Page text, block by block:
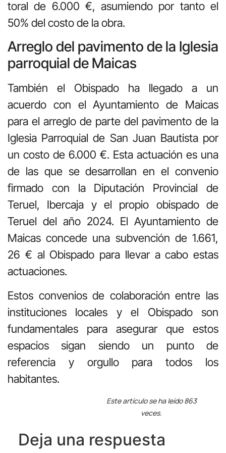
toral de 6.000 €, asumiendo por tanto el
50% del costo de la obra.
Arreglo del pavimento de la Iglesia
parroquial de Maicas
También el Obispado ha llegado a un
acuerdo con el Ayuntamiento de Maicas
para el arreglo de parte del pavimento de la
Iglesia Parroquial de San Juan Bautista por
un costo de 6.000 €. Esta actuación es una
de las que se desarrollan en el convenio
firmado con la Diputación Provincial de
Teruel, Ibercaja y el propio obispado de
Teruel del año 2024. El Ayuntamiento de
Maicas concede una subvención de 1.661,
26 € al Obispado para llevar a cabo estas
actuaciones.
Estos convenios de colaboración entre las
instituciones locales y el Obispado son
fundamentales para asegurar que estos
espacios sigan siendo un punto de
referencia y orgullo para todos los
habitantes.
Este artículo se ha leído 863
veces.
Deja una respuesta